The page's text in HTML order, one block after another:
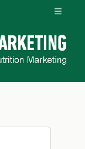
Open